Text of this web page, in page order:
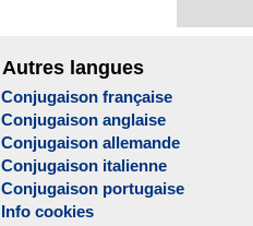
Autres langues
Conjugaison française
Conjugaison anglaise
Conjugaison allemande
Conjugaison italienne
Conjugaison portugaise
Info cookies